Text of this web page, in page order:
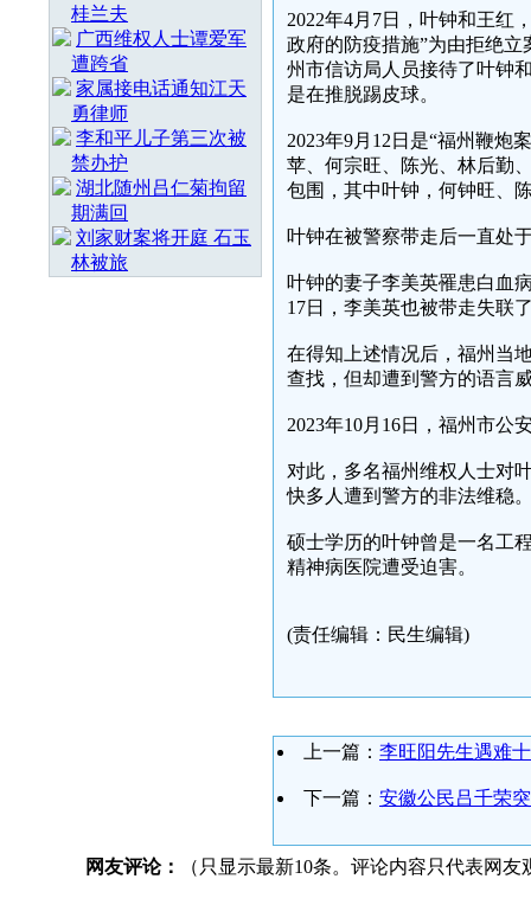
桂兰夫
广西维权人士谭爱军
遭跨省
家属接电话通知江天
勇律师
李和平儿子第三次被
禁办护
湖北随州吕仁菊拘留
期满回
刘家财案将开庭 石玉
林被旅
2022年4月7日，叶钟和王红
政府的防疫措施”为由拒绝
州市信访局人员接待了叶钟
是在推脱踢皮球。
2023年9月12日是“福州鞭炮
苹、何宗旺、陈光、林后勤
包围，其中叶钟，何钟旺、
叶钟在被警察带走后一直处
叶钟的妻子李美英罹患白血
17日，李美英也被带走失联
在得知上述情况后，福州当
查找，但却遭到警方的语言
2023年10月16日，福州市公
对此，多名福州维权人士对
快多人遭到警方的非法维稳
硕士学历的叶钟曾是一名工
精神病医院遭受迫害。
(责任编辑：民生编辑)
上一篇： 李旺阳先生遇难
下一篇： 安徽公民吕千荣
网友评论： （只显示最新10条。评论内容只代表网